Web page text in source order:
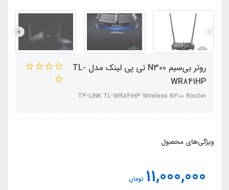
روتر بی‌سیم N300 تی پی لینک مدل TL-
WR841HP
TP-LINK TL-WR841HP Wireless N300 Router
ویژگی‌های محصول
11,000,000 تومان